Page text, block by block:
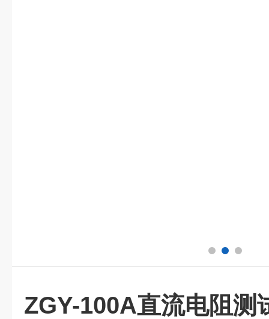
ZGY-100A直流电阻测